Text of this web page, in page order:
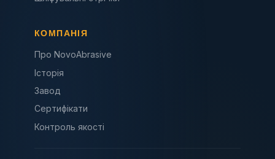
КОМПАНІЯ
Про NovoAbrasive
Історія
Завод
Сертифікати
Контроль якості